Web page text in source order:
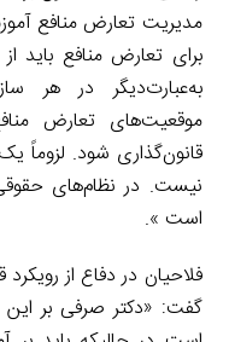
مدیریت تعارض منافع
برای تعارض منافع باید
به‌عبارت‌دیگر در هر
موقعیت‌های تعارض
قانون‌گذاری شود. لزوماً
نیست. در نظام‌های
است ».
فلاحیان در دفاع از
گفت: «دکتر صرفی بر این